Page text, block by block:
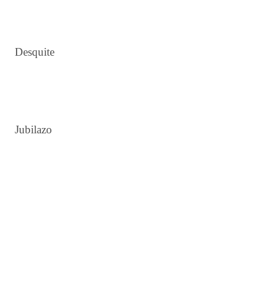
Desquite
Jubilazo